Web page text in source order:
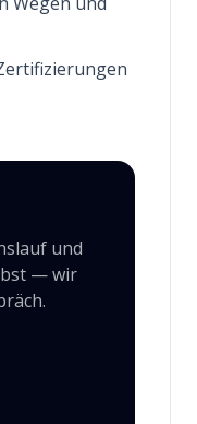
und
— wir